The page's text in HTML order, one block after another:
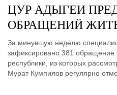
ЦУР АДЫГЕИ
ОБРАЩЕНИЙ
За минувшую неделю
зафиксировано 381 обращение
республики, из которых
Мурат Кумпилов регулярно